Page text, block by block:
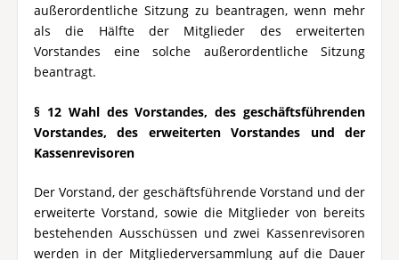
außerordentliche Sitzung zu beantragen, wenn mehr
als die Hälfte der Mitglieder des erweiterten
Vorstandes eine solche außerordentliche Sitzung
beantragt.
§ 12 Wahl des Vorstandes, des geschäftsführenden
Vorstandes, des erweiterten Vorstandes und der
Kassenrevisoren
Der Vorstand, der geschäftsführende Vorstand und der
erweiterte Vorstand, sowie die Mitglieder von bereits
bestehenden Ausschüssen und zwei Kassenrevisoren
werden in der Mitgliederversammlung auf die Dauer